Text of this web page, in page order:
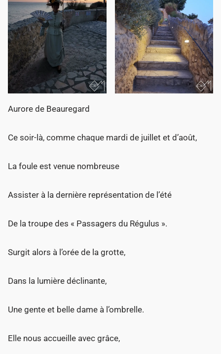
Aurore de Beauregard
Ce soir-là, comme chaque mardi de juillet et d’août,
La foule est venue nombreuse
Assister à la dernière représentation de l’été
De la troupe des « Passagers du Régulus ».
Surgit alors à l’orée de la grotte,
Dans la lumière déclinante,
Une gente et belle dame à l’ombrelle.
Elle nous accueille avec grâce,